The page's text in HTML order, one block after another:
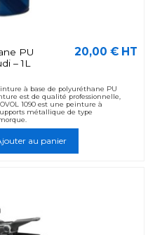
PU
– 1L
20,00 € HT
à base de polyuréthane PU
est de qualité professionnelle,
1090 est une peinture à
métallique de type
au panier